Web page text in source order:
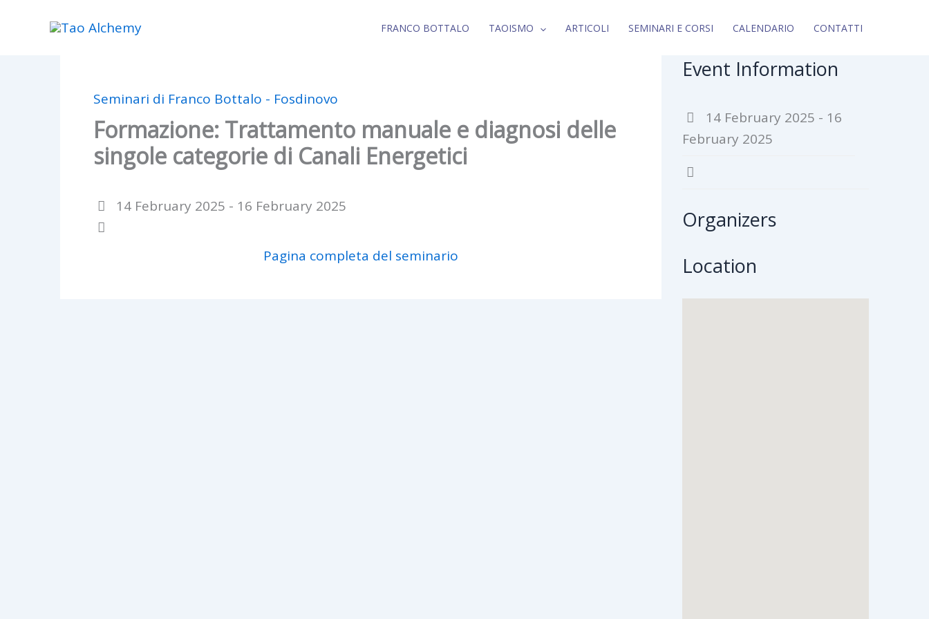
FRANCO BOTTALO TAOISMO ARTICOLI SEMINARI E CORSI CALENDARIO CONTATTI
Seminari di Franco Bottalo - Fosdinovo
Formazione: Trattamento manuale e diagnosi delle
singole categorie di Canali Energetici
14 February 2025 - 16 February 2025
Pagina completa del seminario
Event Information
14 February 2025 - 16
February 2025
Organizers
Location